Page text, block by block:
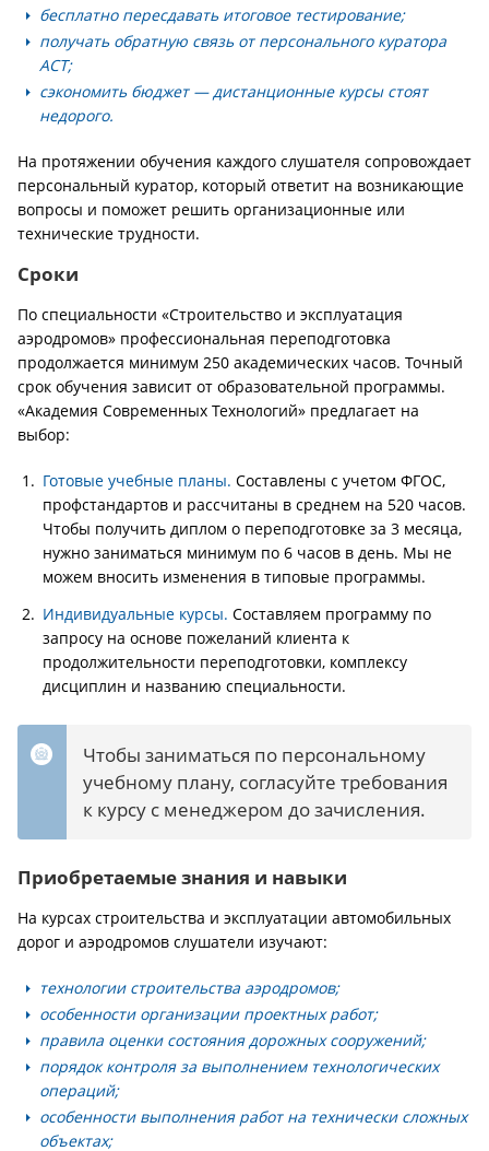
бесплатно пересдавать итоговое тестирование;
получать обратную связь от персонального куратора
АСТ;
сэкономить бюджет — дистанционные курсы стоят
недорого.
На протяжении обучения каждого слушателя сопровождает
персональный куратор, который ответит на возникающие
вопросы и поможет решить организационные или
технические трудности.
Сроки
По специальности «Строительство и эксплуатация
аэродромов» профессиональная переподготовка
продолжается минимум 250 академических часов. Точный
срок обучения зависит от образовательной программы.
«Академия Современных Технологий» предлагает на
выбор:
Готовые учебные планы. Составлены с учетом ФГОС,
профстандартов и рассчитаны в среднем на 520 часов.
Чтобы получить диплом о переподготовке за 3 месяца,
нужно заниматься минимум по 6 часов в день. Мы не
можем вносить изменения в типовые программы.
Индивидуальные курсы. Составляем программу по
запросу на основе пожеланий клиента к
продолжительности переподготовки, комплексу
дисциплин и названию специальности.
Чтобы заниматься по персональному
учебному плану, согласуйте требования
к курсу с менеджером до зачисления.
Приобретаемые знания и навыки
На курсах строительства и эксплуатации автомобильных
дорог и аэродромов слушатели изучают:
технологии строительства аэродромов;
особенности организации проектных работ;
правила оценки состояния дорожных сооружений;
порядок контроля за выполнением технологических
операций;
особенности выполнения работ на технически сложных
объектах;